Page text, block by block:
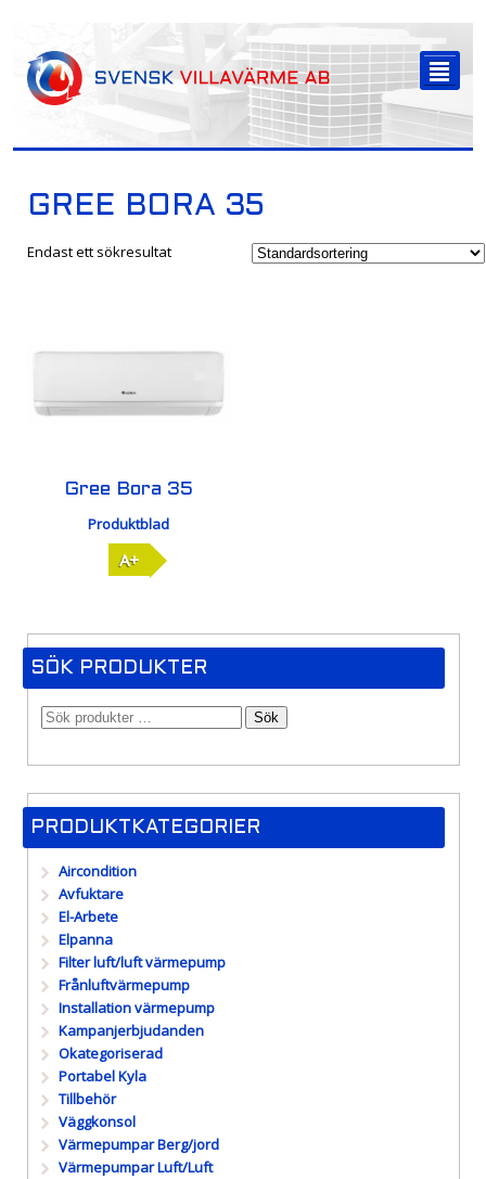
²
GREE BORA 35
Endast ett sökresultat
Gree Bora 35
Produktblad
A+
SÖK PRODUKTER
Sök
PRODUKTKATEGORIER
Aircondition
Avfuktare
El-Arbete
Elpanna
Filter luft/luft värmepump
Frånluftvärmepump
Installation värmepump
Kampanjerbjudanden
Okategoriserad
Portabel Kyla
Tillbehör
Väggkonsol
Värmepumpar Berg/jord
Värmepumpar Luft/Luft